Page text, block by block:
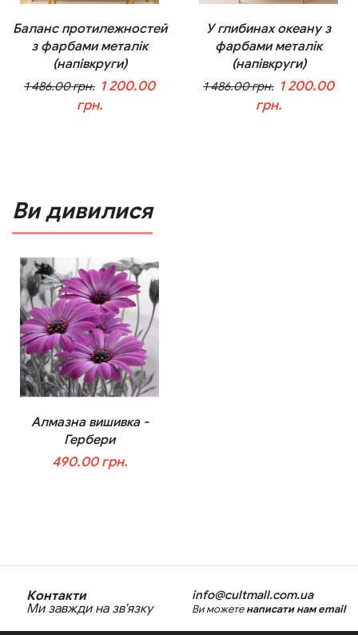
Баланс протилежностей
з фарбами металік
(напівкруги)
1 486.00 грн. 1 200.00
грн.
У глибинах океану з
фарбами металік
(напівкруги)
1 486.00 грн. 1 200.00
грн.
Ви дивилися
Алмазна вишивка -
Гербери
490.00 грн.
Контакти
Ми завжди на зв'язку
info@cultmall.com.ua
Ви можетенаписати нам email